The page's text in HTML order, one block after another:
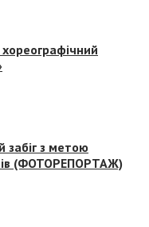
забіг з метою
(ФОТОРЕПОРТАЖ)